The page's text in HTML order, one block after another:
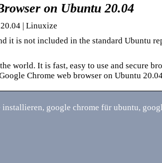
on Ubuntu 20.04
| Linuxize
it is not included in the standard Ubuntu
world. It is fast, easy to use and secure
Chrome web browser on Ubuntu
google chrome für ubuntu,